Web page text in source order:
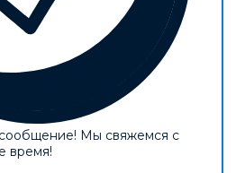
Мы свяжемся с
время!